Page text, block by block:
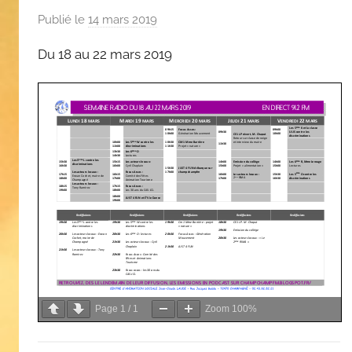
Publié le 14 mars 2019
r
C
A
S
Du 18 au 22 mars 2019
Page 1 / 1 Zoom 100%